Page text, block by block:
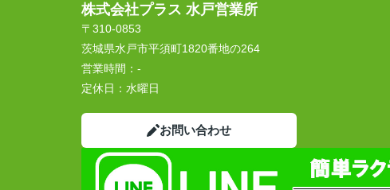
株式会社プラス 水戸営業所
〒310-0853
茨城県水戸市平須町1820番地の264
営業時間： -
定休日： 水曜日
お問い合わせ